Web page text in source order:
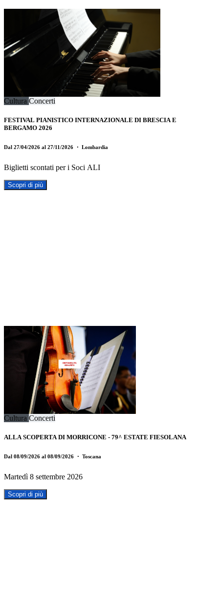
Cultura Concerti
FESTIVAL PIANISTICO INTERNAZIONALE DI BRESCIA E
BERGAMO 2026
Dal 27/04/2026 al 27/11/2026 ・ Lombardia
Biglietti scontati per i Soci ALI
Scopri di più
Cultura Concerti
ALLA SCOPERTA DI MORRICONE - 79^ ESTATE FIESOLANA
Dal 08/09/2026 al 08/09/2026 ・ Toscana
Martedì 8 settembre 2026
Scopri di più